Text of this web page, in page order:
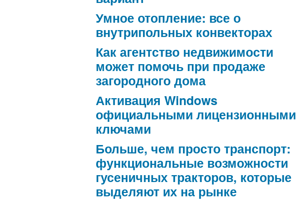
Умное отопление: все о
внутрипольных конвекторах
Как агентство недвижимости
может помочь при продаже
загородного дома
Активация Windows
официальными лицензионными
ключами
Больше, чем просто транспорт:
функциональные возможности
гусеничных тракторов, которые
выделяют их на рынке